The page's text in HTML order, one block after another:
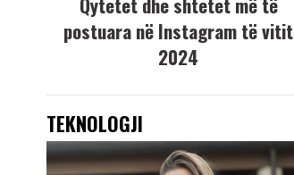
postuara në Instagram të vitit
2024
TEKNOLOGJI